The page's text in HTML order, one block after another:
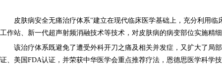
皮肤病安全无痛治疗体系"建立在现代临床医学基础上，充分利用
工作站、新一代超声射频消融技术等技术，对皮肤病的病变部位实施精
该治疗体系既避免了遭受外科开刀之痛及相关并发症，又扩大了局
证、美国FDA认证，并荣获中华医学会重点推荐疗法，恩德思医学科学